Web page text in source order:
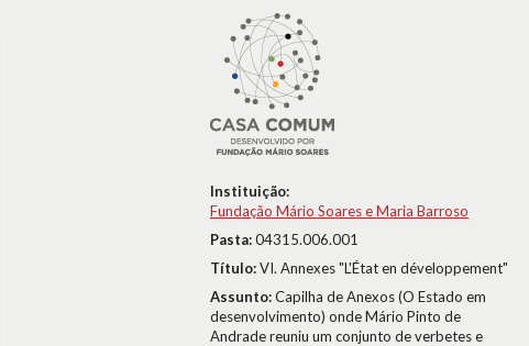
Instituição:
Fundação Mário Soares e Maria Barroso
Pasta:04315.006.001
Título:VI. Annexes "L'État en développement"
Assunto:Capilha de Anexos (O Estado em
desenvolvimento) onde Mário Pinto de
Andrade reuniu um conjunto de verbetes e